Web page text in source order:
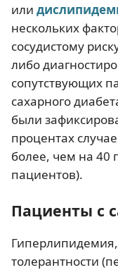
или
нескольких
сосудистому
либо
сопутствующих
сахарного
были
процентах
более, чем на 40
пациентов).
Пациенты с
толерантности